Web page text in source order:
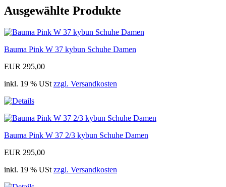
Ausgewählte Produkte
Bauma Pink W 37 kybun Schuhe Damen
EUR 295,00
inkl. 19 % USt zzgl. Versandkosten
Bauma Pink W 37 2/3 kybun Schuhe Damen
EUR 295,00
inkl. 19 % USt zzgl. Versandkosten